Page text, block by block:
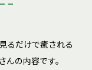
るだけで癒される
の内容です。